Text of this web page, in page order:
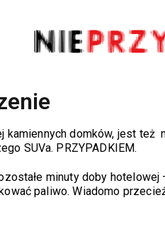
kamiennych domków, jest
SUVa. PRZYPADKIEM.
minuty doby
paliwo. Wiadomo